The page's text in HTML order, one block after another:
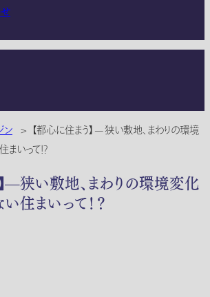
ン > 【都心に住まう】—狭い敷地、まわりの環境
いって！？
—狭い敷地、まわりの環境変化
住まいって！？